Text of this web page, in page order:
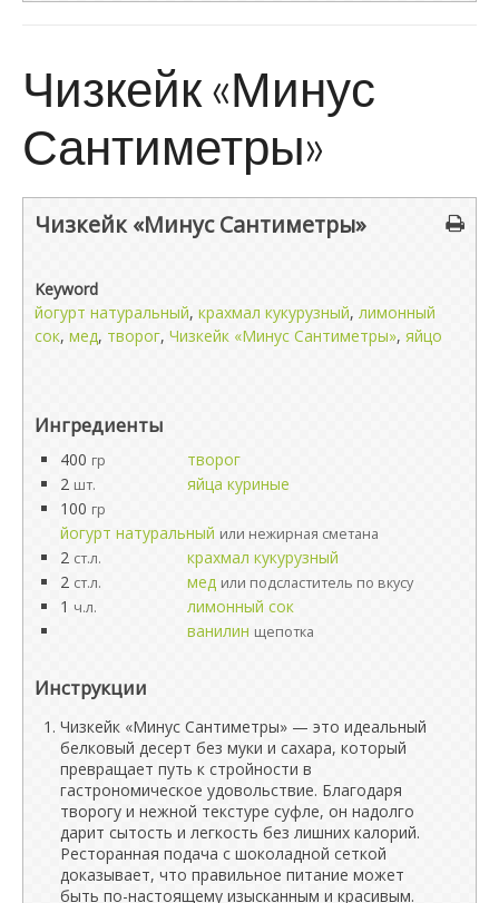
Чизкейк «Минус
Сантиметры»
Чизкейк «Минус Сантиметры»
Keyword
йогурт натуральный, крахмал кукурузный, лимонный
сок, мед, творог, Чизкейк «Минус Сантиметры», яйцо
Ингредиенты
400 гр
творог
2 шт.
яйца куриные
100 гр
йогурт натуральный или нежирная сметана
2 ст.л.
крахмал кукурузный
2 ст.л. мед или подсластитель по вкусу
1 ч.л.
лимонный сок
ванилин щепотка
Инструкции
Чизкейк «Минус Сантиметры» — это идеальный
белковый десерт без муки и сахара, который
превращает путь к стройности в
гастрономическое удовольствие. Благодаря
творогу и нежной текстуре суфле, он надолго
дарит сытость и легкость без лишних калорий.
Ресторанная подача с шоколадной сеткой
доказывает, что правильное питание может
быть по-настоящему изысканным и красивым.